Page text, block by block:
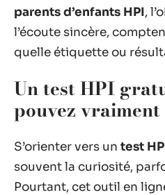
parents d’enfants HPI,
l’écoute sincère,
quelle étiquette ou
Un test HPI
pouvez
S’orienter vers un test
souvent la curiosité,
Pourtant, cet outil en